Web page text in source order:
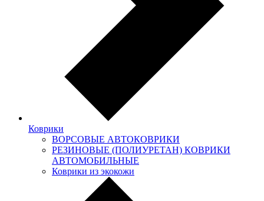
Коврики
ВОРСОВЫЕ АВТОКОВРИКИ
РЕЗИНОВЫЕ (ПОЛИУРЕТАН) КОВРИКИ
АВТОМОБИЛЬНЫЕ
Коврики из экокожи